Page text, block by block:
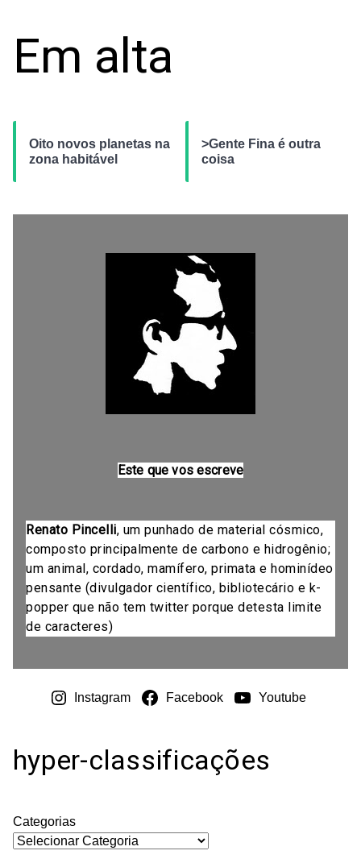
Em alta
Oito novos planetas na
zona habitável
>Gente Fina é outra
coisa
Este que vos escreve
Renato Pincelli, um punhado de material cósmico,
composto principalmente de carbono e hidrogênio;
um animal, cordado, mamífero, primata e hominídeo
pensante (divulgador científico, bibliotecário e k-
popper que não tem twitter porque detesta limite
de caracteres)
Instagram Facebook Youtube
hyper-classificações
Categorias